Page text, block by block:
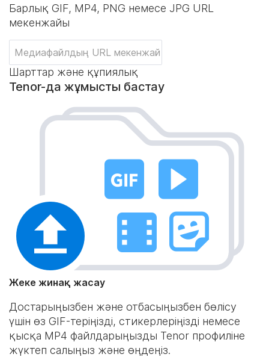
Барлық GIF, MP4, PNG немесе JPG URL
мекенжайы
Шарттар және құпиялық
Tenor-да жұмысты бастау
Жеке жинақ жасау
Достарыңызбен және отбасыңызбен бөлісу
үшін өз GIF-теріңізді, стикерлеріңізді немесе
қысқа MP4 файлдарыңызды Tenor профиліне
жүктеп салыңыз және өңдеңіз.